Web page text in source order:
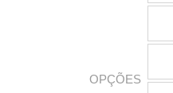
OPÇÕES